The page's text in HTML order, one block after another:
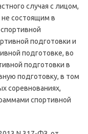
случая с лицом,
состоящим в
подготовки и
подготовке, во
подготовки в
подготовку, в том
соревнованиях,
спортивной